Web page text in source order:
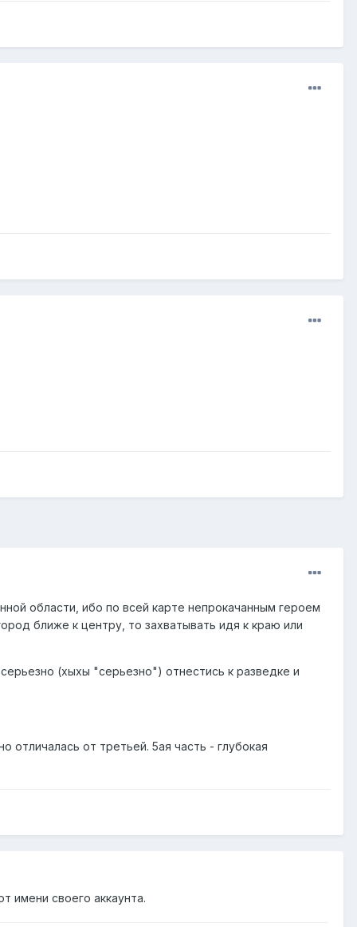
области, ибо по всей карте непрокачанным героем
ближе к центру, то захватывать идя к краю или
(хыхы "серьезно") отнестись к разведке и
отличалась от третьей. 5ая часть - глубокая
имени своего аккаунта.